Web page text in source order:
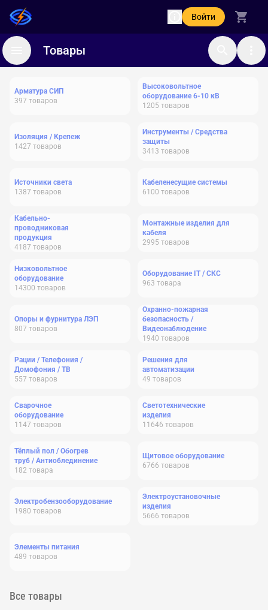
Войти
Товары
Арматура СИП
397 товаров
Высоковольтное
оборудование 6-10 кВ
1205 товаров
Изоляция / Крепеж
1427 товаров
Инструменты / Средства
защиты
3413 товаров
Источники света
1387 товаров
Кабеленесущие системы
6100 товаров
Кабельно-
проводниковая
продукция
4187 товаров
Монтажные изделия для
кабеля
2995 товаров
Низковольтное
оборудование
14300 товаров
Оборудование IT / СКС
963 товара
Опоры и фурнитура ЛЭП
807 товаров
Охранно-пожарная
безопасность /
Видеонаблюдение
1940 товаров
Рации / Телефония /
Домофония / ТВ
557 товаров
Решения для
автоматизации
49 товаров
Сварочное
оборудование
1147 товаров
Светотехнические
изделия
11646 товаров
Тёплый пол / Обогрев
труб / Антиоблединение
182 товара
Щитовое оборудование
6766 товаров
Электробензооборудование
1980 товаров
Электроустановочные
изделия
5666 товаров
Элементы питания
489 товаров
Все товары